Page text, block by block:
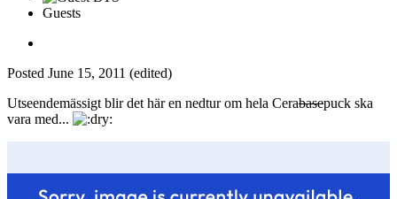
Guests
Posted June 15, 2011 (edited)
Utseendemässigt blir det här en nedtur om hela Cerabasepuck ska
vara med...